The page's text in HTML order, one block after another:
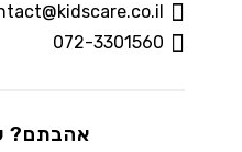
072-3301560
אהבתם?